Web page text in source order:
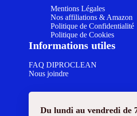
Mentions Légales
Nos affiliations & Amazon
Politique de Confidentialité
Politique de Cookies
Informations utiles
FAQ DIPROCLEAN
Nous joindre
Du lundi au vendredi de